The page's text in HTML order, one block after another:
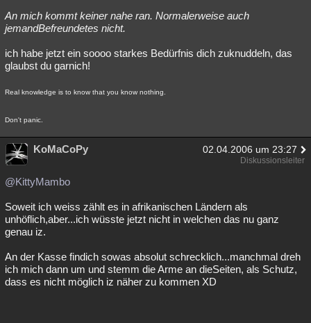
An mich kommt keiner nahe ran. Normalerweise auch
jemandBefreundetes nicht.
ich habe jetzt ein soooo starkes Bedürfnis dich zuknuddeln, das
glaubst du garnich!
Real knowledge is to know that you know nothing.
Don't panic.
KoMaCoPy 02.04.2006 um 23:27
Diskussionsleiter
@KittyMambo
Soweit ich weiss zählt es in afrikanischen Ländern als
unhöflich,aber...ich wüsste jetzt nicht in welchen das nu ganz
genau iz.
An der Kasse findich sowas absolut schrecklich...manchmal dreh
ich mich dann um und stemm die Arme an dieSeiten, als Schutz,
dass es nicht möglich iz näher zu kommen XD